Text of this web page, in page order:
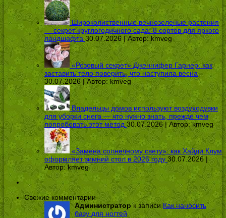
Широколиственные вечнозеленые растения
— секрет круглогодичного сада: 8 сортов для яркого
ландшафта 30.07.2026 | Автор:kmveg
«Розовый секрет» Дженнифер Гарнер: как
заставить тело поверить, что наступила весна
30.07.2026 | Автор: kmveg
Владельцы домов используют воздуходувки
для уборки снега — что нужно знать, прежде чем
попробовать этот метод 30.07.2026 | Автор:kmveg
«Замена солнечному свету»: как Хайди Клум
оформляет зимний стол в 2026 году 30.07.2026 |
Автор:kmveg
Свежие комментарии
Администраторк записиКак наносить
базу для ногтей